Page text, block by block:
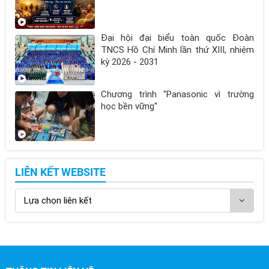
Đại hội đại biểu toàn quốc Đoàn
TNCS Hồ Chí Minh lần thứ XIII, nhiệm
kỳ 2026 - 2031
Chương trình "Panasonic vì trường
học bền vững"
LIÊN KẾT WEBSITE